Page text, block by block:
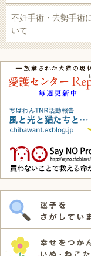
不妊手術・去勢手術
いて